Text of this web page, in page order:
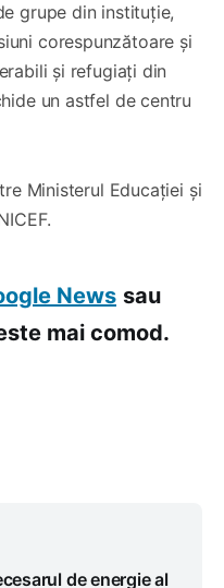
grupe din instituție,
corespunzătoare și
și refugiați din
un astfel de centru
Ministerul Educației și
News sau
mai comod.
de energie al